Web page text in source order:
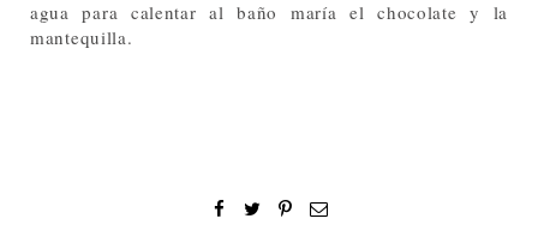
agua para calentar al baño maría el chocolate y la
mantequilla.